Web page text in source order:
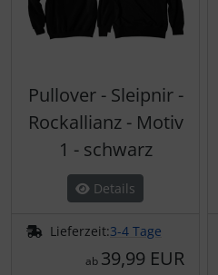
Pullover - Sleipnir -
Rockallianz - Motiv
1 - schwarz
Details
Lieferzeit:3-4 Tage
ab 39,99 EUR